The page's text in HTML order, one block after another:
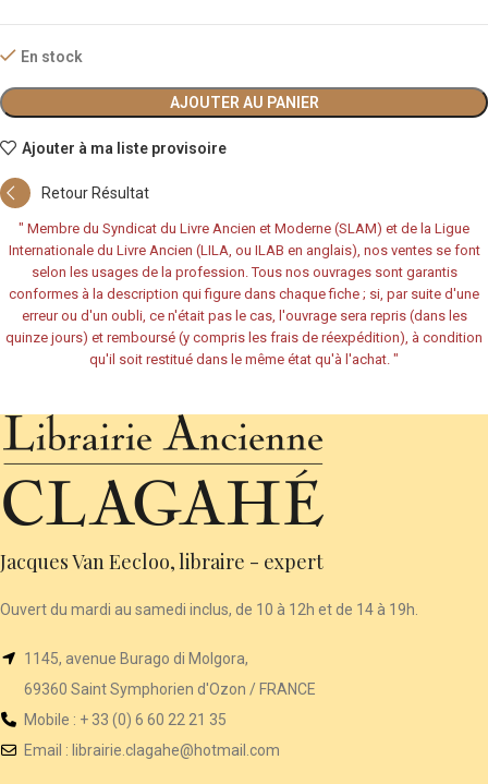
En stock
AJOUTER AU PANIER
Ajouter à ma liste provisoire
Retour Résultat
" Membre du Syndicat du Livre Ancien et Moderne (SLAM) et de la Ligue
Internationale du Livre Ancien (LILA, ou ILAB en anglais), nos ventes se font
selon les usages de la profession. Tous nos ouvrages sont garantis
conformes à la description qui figure dans chaque fiche ; si, par suite d'une
erreur ou d'un oubli, ce n'était pas le cas, l'ouvrage sera repris (dans les
quinze jours) et remboursé (y compris les frais de réexpédition), à condition
qu'il soit restitué dans le même état qu'à l'achat. "
Jacques Van Eecloo, libraire - expert
Ouvert du mardi au samedi inclus, de 10 à 12h et de 14 à 19h.
1145, avenue Burago di Molgora,
69360 Saint Symphorien d'Ozon / FRANCE
Mobile : + 33 (0) 6 60 22 21 35
Email : librairie .clagahe@hotmail.com